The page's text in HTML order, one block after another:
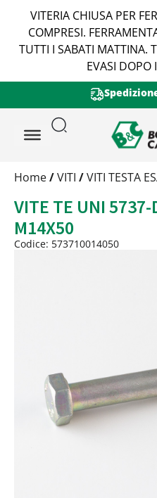
VITERIA CHIUSA PER
COMPRESI.
TUTTI I SABATI MATTINA.
EVASI DOPO
Trattamento
Peso
Quantità
Trattamento:grezzo
Home/VITI /VITI TESTA
VITE TE UNI
M14X50
Codice: 573710014050